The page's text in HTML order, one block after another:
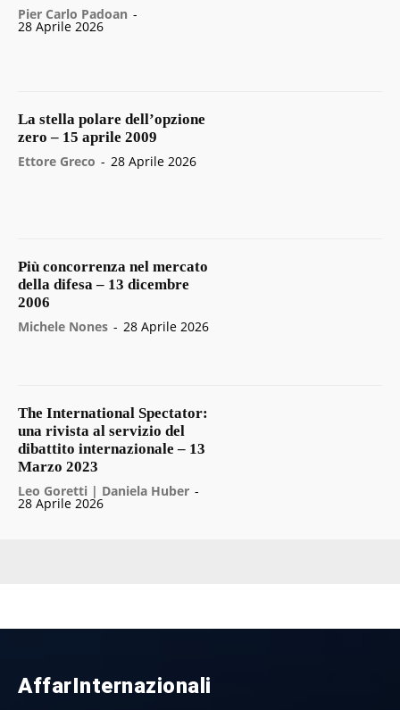
Pier Carlo Padoan -
28 Aprile 2026
La stella polare dell’opzione
zero – 15 aprile 2009
Ettore Greco - 28 Aprile 2026
Più concorrenza nel mercato
della difesa – 13 dicembre
2006
Michele Nones - 28 Aprile 2026
The International Spectator:
una rivista al servizio del
dibattito internazionale – 13
Marzo 2023
Leo Goretti | Daniela Huber -
28 Aprile 2026
AffarInternazionali